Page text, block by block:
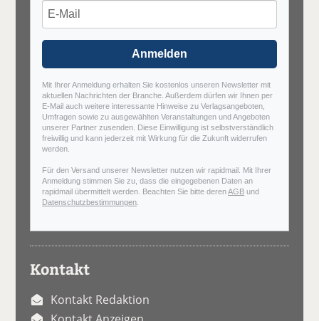
Anmelden
Mit Ihrer Anmeldung erhalten Sie kostenlos unseren Newsletter mit
aktuellen Nachrichten der Branche. Außerdem dürfen wir Ihnen per
E-Mail auch weitere interessante Hinweise zu Verlagsangeboten,
Umfragen sowie zu ausgewählten Veranstaltungen und Angeboten
unserer Partner zusenden. Diese Einwilligung ist selbstverständlich
freiwillig und kann jederzeit mit Wirkung für die Zukunft widerrufen
werden.
Für den Versand unserer Newsletter nutzen wir rapidmail. Mit Ihrer
Anmeldung stimmen Sie zu, dass die eingegebenen Daten an
rapidmail übermittelt werden. Beachten Sie bitte derenAGB und
Datenschutzbestimmungen
Kontakt
Kontakt Redaktion